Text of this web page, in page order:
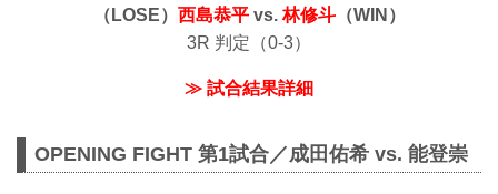
（LOSE） 西島恭平vs.林修斗（WIN）
3R 判定（0-3）
≫ 試合結果詳細
OPENING FIGHT 第1試合／成田佑希 vs. 能登崇